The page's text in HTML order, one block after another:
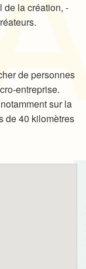
de la création, -
de personnes
entreprise.
sur la
de 40 kilomètres